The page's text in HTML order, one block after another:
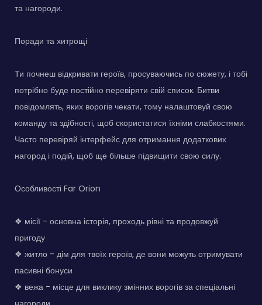
та нагороди.
Поради та хитрощі
Ти почнеш відкривати героїв, просуваючись по сюжету, і тобі
потрібно буде постійно перевіряти свій список. Битви
повідомлять, яких ворогів чекати, тому налаштовуй свою
команду та здібності, щоб скористатися їхніми слабкостями.
Часто перевіряй інтерфейс для отримання додаткових
нагород і подій, щоб ще більше підвищити свою силу.
Особливості Far Orion
❖ місії - основна історія, проходь рівні та продовжуй
пригоду
❖ житло - дім для твоїх героїв, де вони можуть отримувати
пасивні бонуси
❖ вежа - місце для виклику змінних ворогів за спеціальні